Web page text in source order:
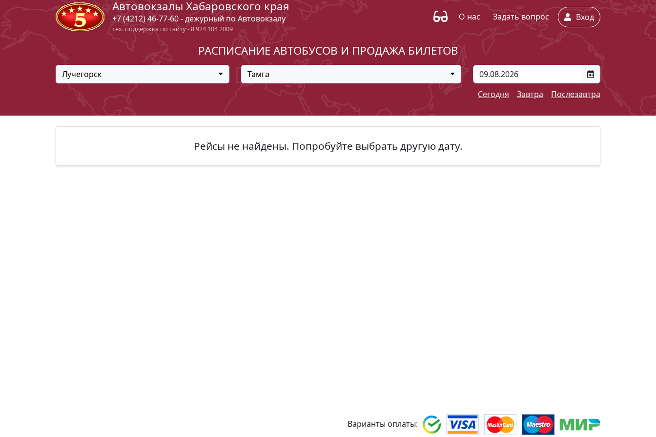
Автовокзалы Хабаровского края
+7 (4212) 46-77-60 - дежурный по Автовокзалу
тех. поддержка по сайту - 8 924 104 2009
О нас Задать вопрос Вход
РАСПИСАНИЕ АВТОБУСОВ И ПРОДАЖА БИЛЕТОВ
Лучегорск
Тамга
Сегодня
Завтра Послезавтра
Рейсы не найдены. Попробуйте выбрать другую дату.
Варианты оплаты: